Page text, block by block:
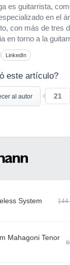
es guitarrista,
en el
con más de tres
en torno a la
LinkedIn
este artículo?
al autor 21
System 144
Mahagoni Tenor